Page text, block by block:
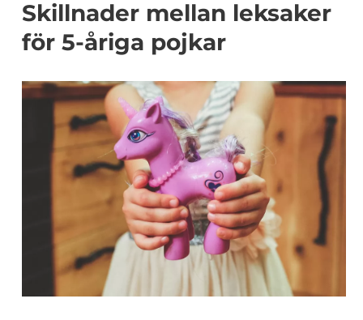
Skillnader mellan leksaker
för 5-åriga pojkar